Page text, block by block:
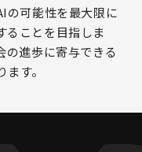
の可能性を最大限に
ることを目指しま
の進歩に寄与できる
す。